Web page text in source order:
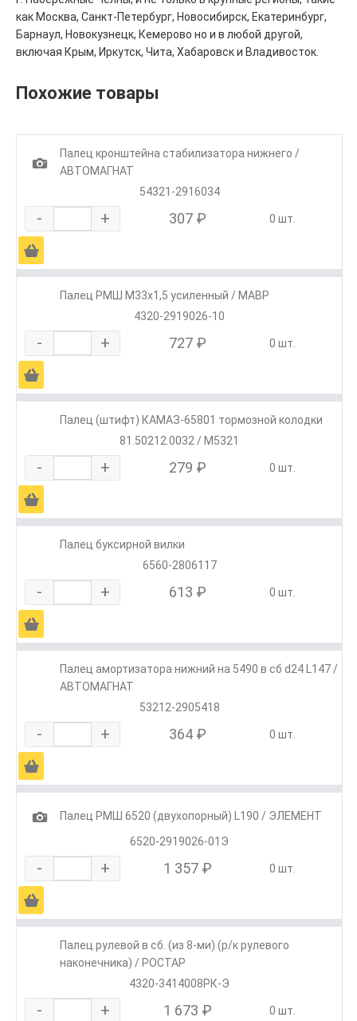
как Москва, Санкт-Петербург, Новосибирск, Екатеринбург,
Барнаул, Новокузнецк, Кемерово но и в любой другой,
включая Крым, Иркутск, Чита, Хабаровск и Владивосток.
Похожие товары
1
Палец кронштейна стабилизатора нижнего /
АВТОМАГНАТ
54321-2916034
- + 307 ₽ 0 шт.
Ä
Палец РМШ М33х1,5 усиленный / МАВР
4320-2919026-10
- + 727 ₽ 0 шт.
Ä
Палец (штифт) КАМАЗ-65801 тормозной колодки
81.50212.0032 / M5321
- + 279 ₽ 0 шт.
Ä
Палец буксирной вилки
6560-2806117
- + 613 ₽ 0 шт.
Ä
Палец амортизатора нижний на 5490 в сб d24 L147 /
АВТОМАГНАТ
53212-2905418
- + 364 ₽ 0 шт.
Ä
1
Палец РМШ 6520 (двухопорный) L190 / ЭЛЕМЕНТ
6520-2919026-01Э
- + 1 357 ₽ 0 шт.
Ä
Палец рулевой в сб. (из 8-ми) (р/к рулевого
наконечника) / РОСТАР
4320-3414008РК-Э
- + 1 673 ₽ 0 шт.